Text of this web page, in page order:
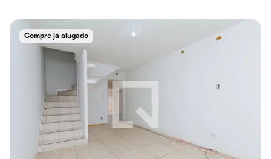
Compre já alugado